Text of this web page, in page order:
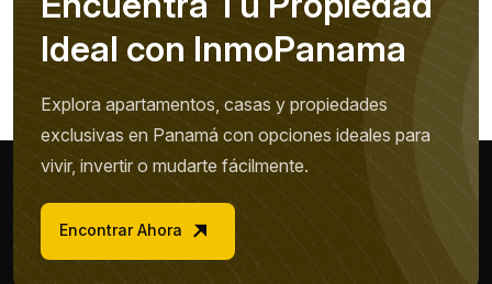
Ideal con InmoPanama
Explora apartamentos, casas y propiedades
exclusivas en Panamá con opciones ideales para
vivir, invertir o mudarte fácilmente.
Encontrar Ahora